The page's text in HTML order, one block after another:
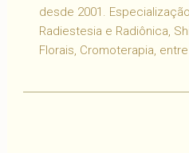
desde 2001.
Radiestesia e Radiônica,
Florais, Cromoterapia,